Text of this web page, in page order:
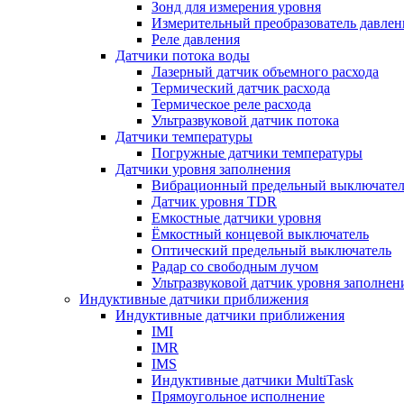
Зонд для измерения уровня
Измерительный преобразователь
Реле давления
Датчики потока воды
Лазерный датчик объемного расхода
Термический датчик расхода
Термическое реле расхода
Ультразвуковой датчик потока
Датчики температуры
Погружные датчики температуры
Датчики уровня заполнения
Вибрационный предельный
Датчик уровня TDR
Емкостные датчики уровня
Ёмкостный концевой выключатель
Оптический предельный выключатель
Радар со свободным лучом
Ультразвуковой датчик уровня
Индуктивные датчики приближения
Индуктивные датчики приближения
IMI
IMR
IMS
Индуктивные датчики MultiTask
Прямоугольное исполнение